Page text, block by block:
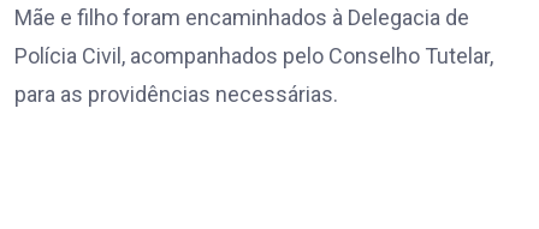
Mãe e filho foram encaminhados à Delegacia de
Polícia Civil, acompanhados pelo Conselho Tutelar,
para as providências necessárias.